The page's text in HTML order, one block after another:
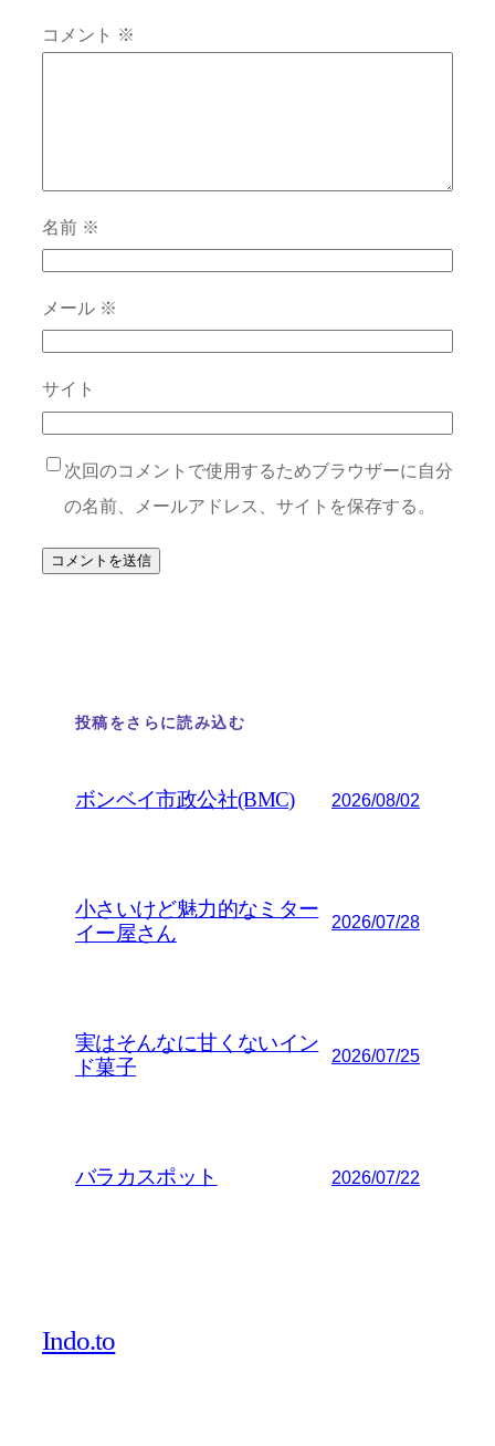
コメント ※
名前 ※
メール ※
サイト
次回のコメントで使用するためブラウザーに自分
の名前、メールアドレス、サイトを保存する。
投稿をさらに読み込む
ボンベイ市政公社(BMC) 2026/08/02
小さいけど魅力的なミター
イー屋さん
2026/07/28
実はそんなに甘くないイン
ド菓子
2026/07/25
バラカスポット 2026/07/22
Indo.to